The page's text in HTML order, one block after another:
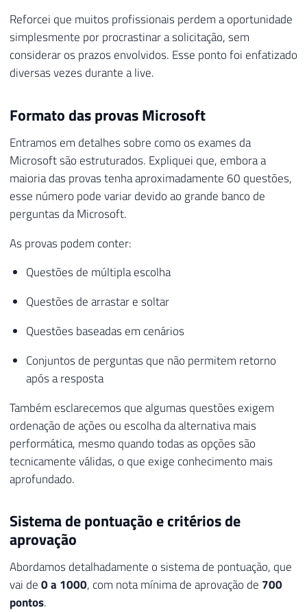
Reforcei que muitos profissionais perdem a oportunidade
simplesmente por procrastinar a solicitação, sem
considerar os prazos envolvidos. Esse ponto foi enfatizado
diversas vezes durante a live.
Formato das provas Microsoft
Entramos em detalhes sobre como os exames da
Microsoft são estruturados. Expliquei que, embora a
maioria das provas tenha aproximadamente 60 questões,
esse número pode variar devido ao grande banco de
perguntas da Microsoft.
As provas podem conter:
Questões de múltipla escolha
Questões de arrastar e soltar
Questões baseadas em cenários
Conjuntos de perguntas que não permitem retorno
após a resposta
Também esclarecemos que algumas questões exigem
ordenação de ações ou escolha da alternativa mais
performática, mesmo quando todas as opções são
tecnicamente válidas, o que exige conhecimento mais
aprofundado.
Sistema de pontuação e critérios de
aprovação
Abordamos detalhadamente o sistema de pontuação, que
vai de0 a 1000, com nota mínima de aprovação de 700
pontos.